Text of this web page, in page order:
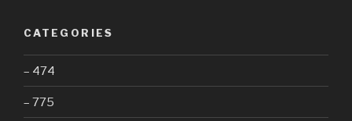
CATEGORIES
– 474
– 775